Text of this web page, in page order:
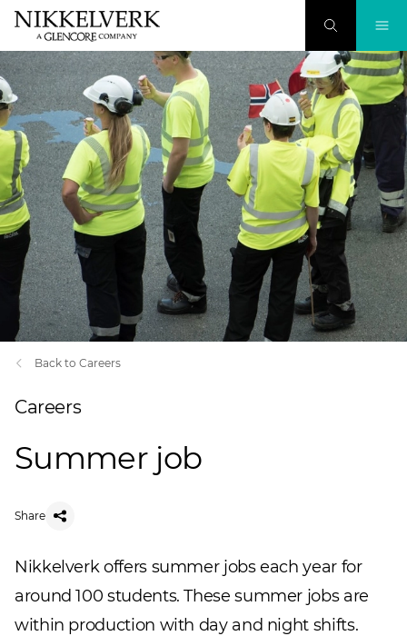
Back to Careers
Careers
Summer job
Share
Nikkelverk offers summer jobs each year for
around 100 students. These summer jobs are
within production with day and night shifts.